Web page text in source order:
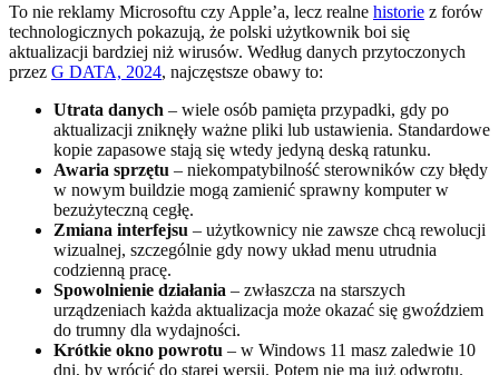
To nie reklamy Microsoftu czy Apple’a, lecz realne historie z forów
technologicznych pokazują, że polski użytkownik boi się
aktualizacji bardziej niż wirusów. Według danych przytoczonych
przez G DATA, 2024, najczęstsze obawy to:
Utrata danych – wiele osób pamięta przypadki, gdy po
aktualizacji zniknęły ważne pliki lub ustawienia. Standardowe
kopie zapasowe stają się wtedy jedyną deską ratunku.
Awaria sprzętu – niekompatybilność sterowników czy błędy
w nowym buildzie mogą zamienić sprawny komputer w
bezużyteczną cegłę.
Zmiana interfejsu – użytkownicy nie zawsze chcą rewolucji
wizualnej, szczególnie gdy nowy układ menu utrudnia
codzienną pracę.
Spowolnienie działania – zwłaszcza na starszych
urządzeniach każda aktualizacja może okazać się gwoździem
do trumny dla wydajności.
Krótkie okno powrotu – w Windows 11 masz zaledwie 10
dni, by wrócić do starej wersji. Potem nie ma już odwrotu.